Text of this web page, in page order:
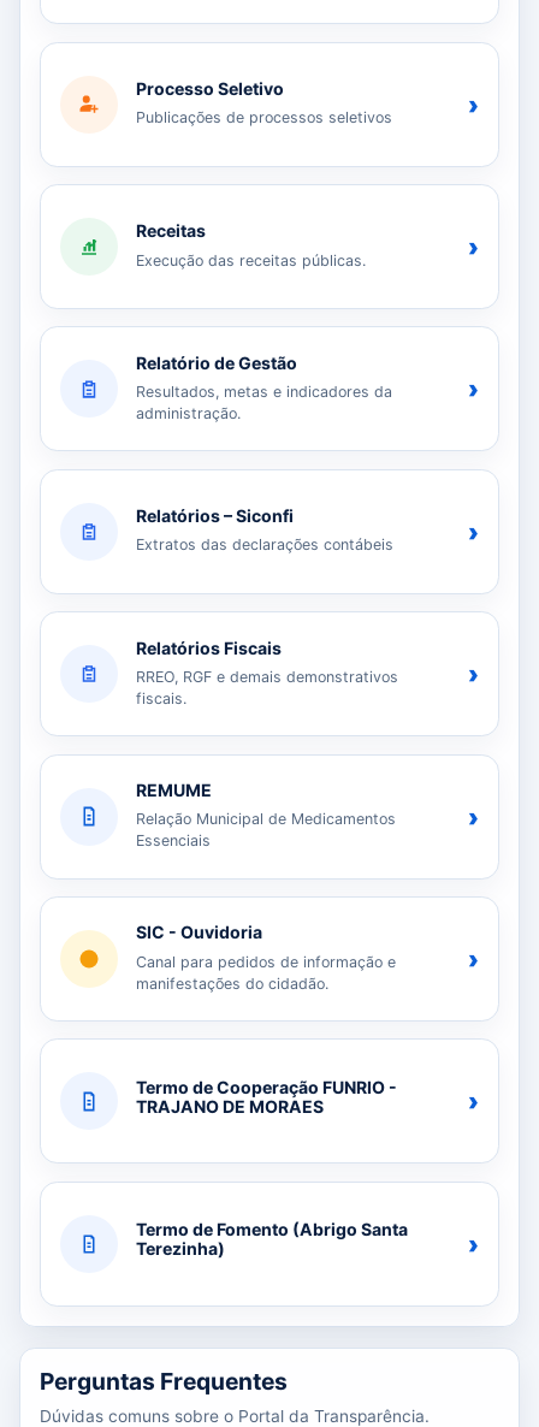
Processo Seletivo
Publicações de processos seletivos ›
Receitas
Execução das receitas públicas. ›
Relatório de Gestão
Resultados, metas e indicadores da
administração.
›
Relatórios – Siconfi
Extratos das declarações contábeis ›
Relatórios Fiscais
RREO, RGF e demais demonstrativos
fiscais.
›
REMUME
Relação Municipal de Medicamentos
Essenciais
›
SIC - Ouvidoria
Canal para pedidos de informação e
manifestações do cidadão.
›
Termo de Cooperação FUNRIO -
TRAJANO DE MORAES
›
Termo de Fomento (Abrigo Santa
Terezinha)
›
Perguntas Frequentes
Dúvidas comuns sobre o Portal da Transparência.